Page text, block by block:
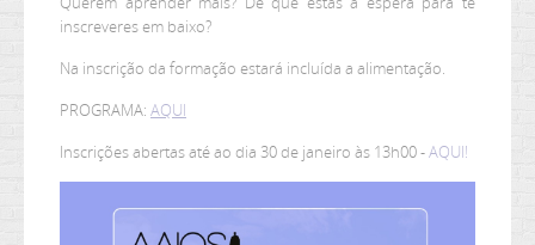
inscreveres em baixo?
Na inscrição da formação estará incluída a alimentação.
PROGRAMA: AQUI
Inscrições abertas até ao dia 30 de janeiro às 13h00 -AQUI!